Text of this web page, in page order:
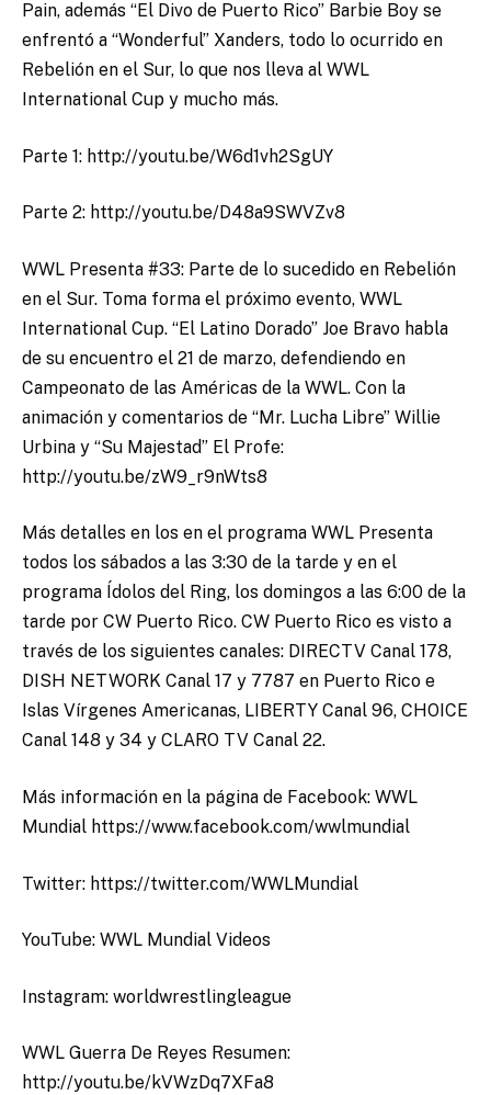
Pain, además “El Divo de Puerto Rico” Barbie Boy se
enfrentó a “Wonderful” Xanders, todo lo ocurrido en
Rebelión en el Sur, lo que nos lleva al WWL
International Cup y mucho más.
Parte 1: http://youtu.be/W6d1vh2SgUY
Parte 2: http://youtu.be/D48a9SWVZv8
WWL Presenta #33: Parte de lo sucedido en Rebelión
en el Sur. Toma forma el próximo evento, WWL
International Cup. “El Latino Dorado” Joe Bravo habla
de su encuentro el 21 de marzo, defendiendo en
Campeonato de las Américas de la WWL. Con la
animación y comentarios de “Mr. Lucha Libre” Willie
Urbina y “Su Majestad” El Profe:
http://youtu.be/zW9_r9nWts8
Más detalles en los en el programa WWL Presenta
todos los sábados a las 3:30 de la tarde y en el
programa Ídolos del Ring, los domingos a las 6:00 de la
tarde por CW Puerto Rico. CW Puerto Rico es visto a
través de los siguientes canales: DIRECTV Canal 178,
DISH NETWORK Canal 17 y 7787 en Puerto Rico e
Islas Vírgenes Americanas, LIBERTY Canal 96, CHOICE
Canal 148 y 34 y CLARO TV Canal 22.
Más información en la página de Facebook: WWL
Mundial https://www.facebook.com/wwlmundial
Twitter: https://twitter.com/WWLMundial
YouTube: WWL Mundial Videos
Instagram: worldwrestlingleague
WWL Guerra De Reyes Resumen:
http://youtu.be/kVWzDq7XFa8